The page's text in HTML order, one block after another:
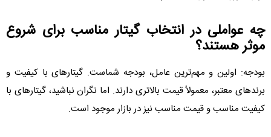
چه عواملی در انتخاب گیتار مناسب برای شروع
موثر هستند؟
بودجه: اولین و مهم‌ترین عامل، بودجه شماست. گیتارهای با کیفیت و
برندهای معتبر، معمولاً قیمت بالاتری دارند. اما نگران نباشید، گیتارهای با
کیفیت مناسب و قیمت مناسب نیز در بازار موجود است.